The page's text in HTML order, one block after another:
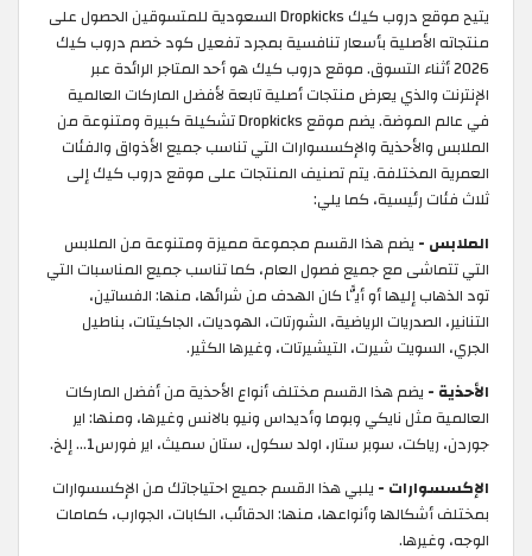
يتيح موقع دروب كيك Dropkicks السعودية للمتسوقين الحصول على
منتجاته الأصلية بأسعار تنافسية بمجرد تفعيل كود خصم دروب كيك
2026 أثناء التسوق. موقع دروب كيك هو أحد المتاجر الرائدة عبر
الإنترنت والذي يعرض منتجات أصلية تابعة لأفضل الماركات العالمية
في عالم الموضة. يضم موقع Dropkicks تشكيلة كبيرة ومتنوعة من
الملابس والأحذية والإكسسوارات التي تناسب جميع الأذواق والفئات
العمرية المختلفة. يتم تصنيف المنتجات على موقع دروب كيك إلى
ثلاث فئات رئيسية، كما يلي:
الملابس - يضم هذا القسم مجموعة مميزة ومتنوعة من الملابس
التي تتماشى مع جميع فصول العام، كما تناسب جميع المناسبات التي
تود الذهاب إليها أو أيًّا كان الهدف من شرائها، منها: الفساتين،
التنانير، الصدريات الرياضية، الشورتات، الهوديات، الجاكيتات، بناطيل
الجري، السويت شيرت، التيشيرتات، وغيرها الكثير.
الأحذية - يضم هذا القسم مختلف أنواع الأحذية من أفضل الماركات
العالمية مثل نايكي وبوما وأديداس ونيو بالانس وغيرها، ومنها: اير
جوردن، رياكت، سوبر ستار، اولد سكول، ستان سميث، اير فورس1… إلخ.
الإكسسوارات - يلبي هذا القسم جميع احتياجاتك من الإكسسوارات
بمختلف أشكالها وأنواعها، منها: الحقائب، الكابات، الجوارب، كمامات
الوجه، وغيرها.